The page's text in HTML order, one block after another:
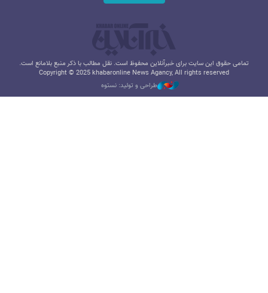
تمامی حقوق این سایت برای خبرآنلاین محفوظ است. نقل مطالب با ذکر منبع بلامانع است.
Copyright © 2025 khabaronline News Agancy, All rights reserved
طراحی و تولید: نستوه